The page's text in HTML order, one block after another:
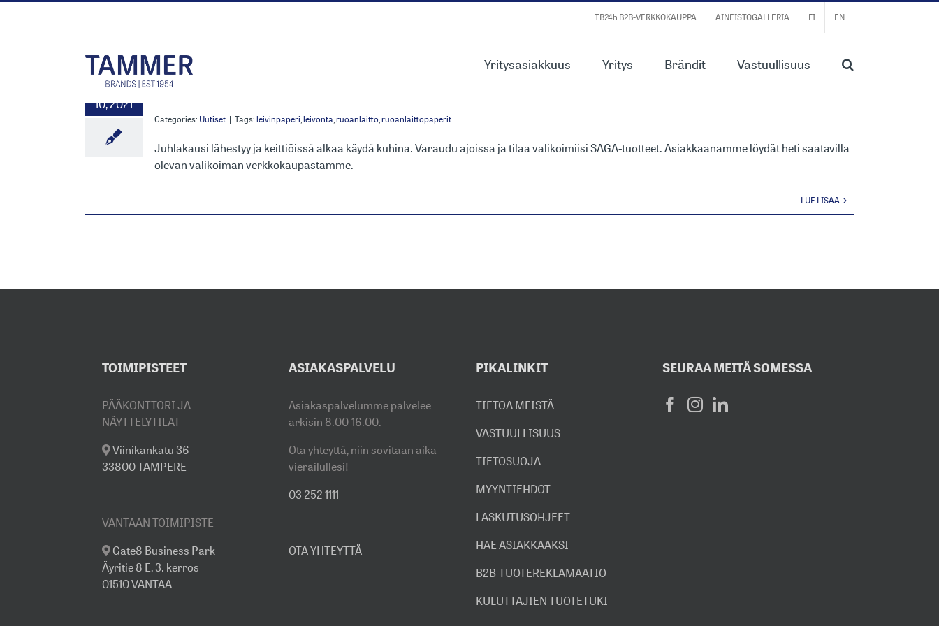
TB24h B2B-VERKKOKAUPPA AINEISTOGALLERIA FI EN
Yritysasiakkuus Yritys Brändit Vastuullisuus
11
10, 2021 SAGA-TUOTTEET KAUDEN JUHLIIN
Categories: Uutiset | Tags:leivinpaperi,leivonta,ruoanlaitto,ruoanlaittopaperit
Juhlakausi lähestyy ja keittiöissä alkaa käydä kuhina. Varaudu ajoissa ja tilaa valikoimiisi SAGA-tuotteet. Asiakkaanamme löydät heti saatavilla
olevan valikoiman verkkokaupastamme.
LUE LISÄÄ
TOIMIPISTEET
PÄÄKONTTORI JA
NÄYTTELYTILAT
Viinikankatu 36
33800 TAMPERE
VANTAAN TOIMIPISTE
Gate8 Business Park
Äyritie 8 E, 3. kerros
01510 VANTAA
ASIAKASPALVELU
Asiakaspalvelumme palvelee
arkisin 8.00-16.00.
Ota yhteyttä, niin sovitaan aika
vierailullesi!
03 252 1111
OTA YHTEYTTÄ
PIKALINKIT
TIETOA MEISTÄ
VASTUULLISUUS
TIETOSUOJA
MYYNTIEHDOT
LASKUTUSOHJEET
HAE ASIAKKAAKSI
B2B-TUOTEREKLAMAATIO
KULUTTAJIEN TUOTETUKI
SEURAA MEITÄ SOMESSA